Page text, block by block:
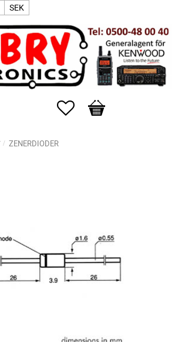
SEK
Favoriter
Kundvagn
ZENERDIODER